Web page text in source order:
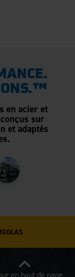
en acier et
sur
et adaptés
en haut de page